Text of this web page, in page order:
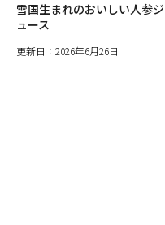
雪国生まれのおいしい人参ジ
ュース
更新日：2026年6月26日